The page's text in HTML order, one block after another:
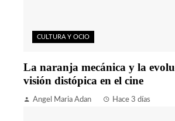
CULTURA Y OCIO
La naranja mecánica y la
visión distópica en el cine
Angel Maria Adan Hace 3 días